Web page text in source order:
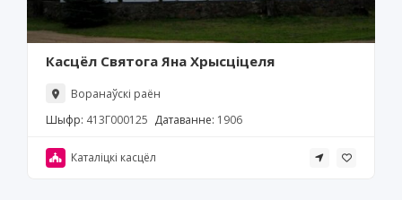
Касцёл Святога Яна Хрысціцеля
Воранаўскі раён
Шыфр: 413Г000125 Датаванне: 1906
Каталіцкі касцёл